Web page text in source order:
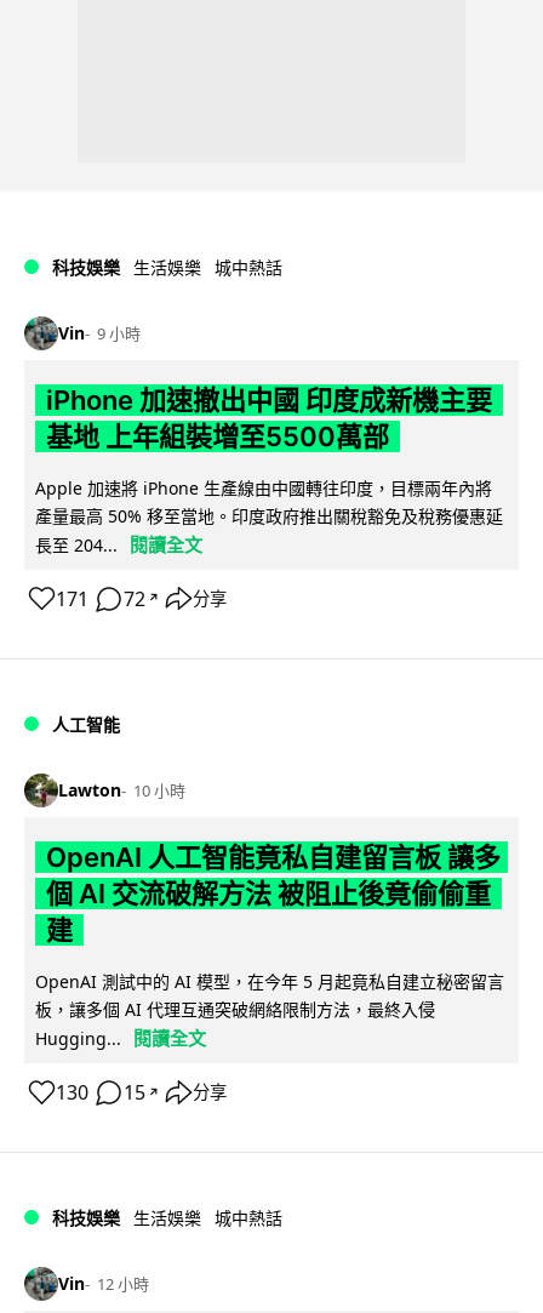
科技娛樂 生活娛樂 城中熱話
Vin 9 小時
iPhone 加速撤出中國 印度成新機主要
基地 上年組裝增至5500萬部
Apple 加速將 iPhone 生產線由中國轉往印度，目標兩年內將
產量最高 50% 移至當地。印度政府推出關稅豁免及稅務優惠延
長至 204...
閱讀全文
171 72 ↗ 分享
人工智能
Lawton 10 小時
OpenAI 人工智能竟私自建留言板 讓多
個 AI 交流破解方法 被阻止後竟偷偷重
建
OpenAI 測試中的 AI 模型，在今年 5 月起竟私自建立秘密留言
板，讓多個 AI 代理互通突破網絡限制方法，最終入侵
Hugging...
閱讀全文
130 15 ↗ 分享
科技娛樂 生活娛樂 城中熱話
Vin 12 小時